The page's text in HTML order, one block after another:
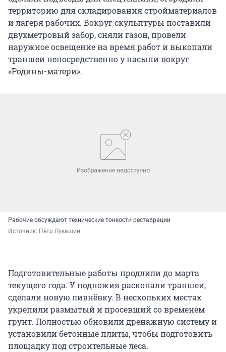
территорию для складирования стройматериалов
и лагеря рабочих. Вокруг скульптуры поставили
двухметровый забор, сняли газон, провели
наружное освещение на время работ и выкопали
траншеи непосредственно у насыпи вокруг
«Родины-матери».
Рабочие обсуждают технические тонкости реставрации
Источник: Пётр Лукашин
Подготовительные работы продлили до марта
текущего года. У подножия раскопали траншеи,
сделали новую ливнёвку. В нескольких местах
укрепили размытый и просевший со временем
грунт. Полностью обновили дренажную систему и
установили бетонные плиты, чтобы подготовить
площадку под строительные леса.